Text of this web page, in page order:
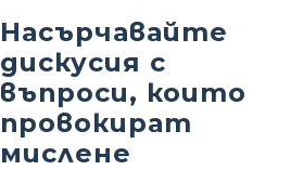
Насърчавайте
дискусия с
въпроси, които
провокират
мислене